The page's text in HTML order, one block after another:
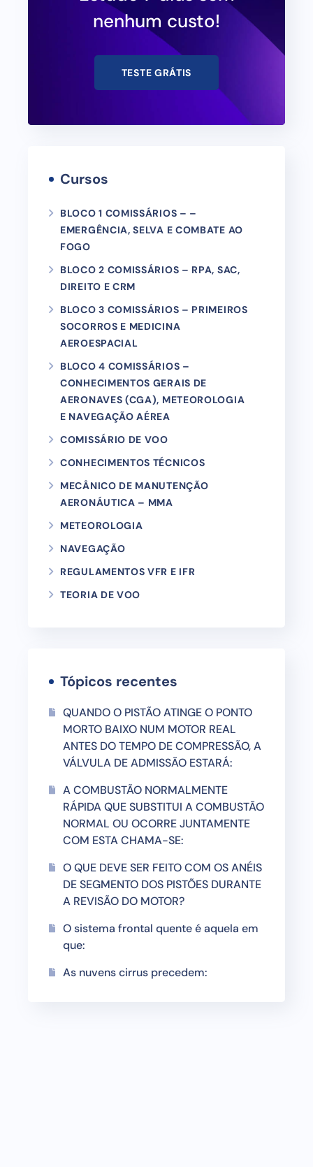
nenhum custo!
TESTE GRÁTIS
Cursos
BLOCO 1 COMISSÁRIOS – –
EMERGÊNCIA, SELVA E COMBATE AO
FOGO
BLOCO 2 COMISSÁRIOS – RPA, SAC,
DIREITO E CRM
BLOCO 3 COMISSÁRIOS – PRIMEIROS
SOCORROS E MEDICINA
AEROESPACIAL
BLOCO 4 COMISSÁRIOS –
CONHECIMENTOS GERAIS DE
AERONAVES (CGA), METEOROLOGIA
E NAVEGAÇÃO AÉREA
COMISSÁRIO DE VOO
CONHECIMENTOS TÉCNICOS
MECÂNICO DE MANUTENÇÃO
AERONÁUTICA – MMA
METEOROLOGIA
NAVEGAÇÃO
REGULAMENTOS VFR E IFR
TEORIA DE VOO
Tópicos recentes
QUANDO O PISTÃO ATINGE O PONTO
MORTO BAIXO NUM MOTOR REAL
ANTES DO TEMPO DE COMPRESSÃO, A
VÁLVULA DE ADMISSÃO ESTARÁ:
A COMBUSTÃO NORMALMENTE
RÁPIDA QUE SUBSTITUI A COMBUSTÃO
NORMAL OU OCORRE JUNTAMENTE
COM ESTA CHAMA-SE:
O QUE DEVE SER FEITO COM OS ANÉIS
DE SEGMENTO DOS PISTÕES DURANTE
A REVISÃO DO MOTOR?
O sistema frontal quente é aquela em
que:
As nuvens cirrus precedem: